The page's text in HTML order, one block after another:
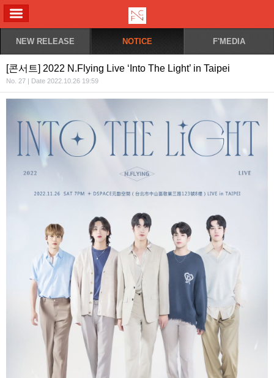
NEW RELEASE NOTICE F'MEDIA
[콘서트] 2022 N.Flying Live ‘Into The Light’ in Taipei
No. 27 | Date 2022.10.26 19:59